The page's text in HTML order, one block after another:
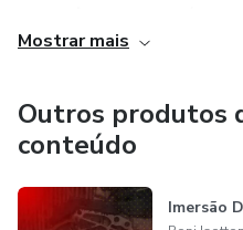
Powershift, TCM, corpo de
desmontagem, montagem e
diretamente à rotina da
Com uma linguagem direta
a passo necessário para que
Mostrar mais
Outros produtos
conteúdo
Imersão